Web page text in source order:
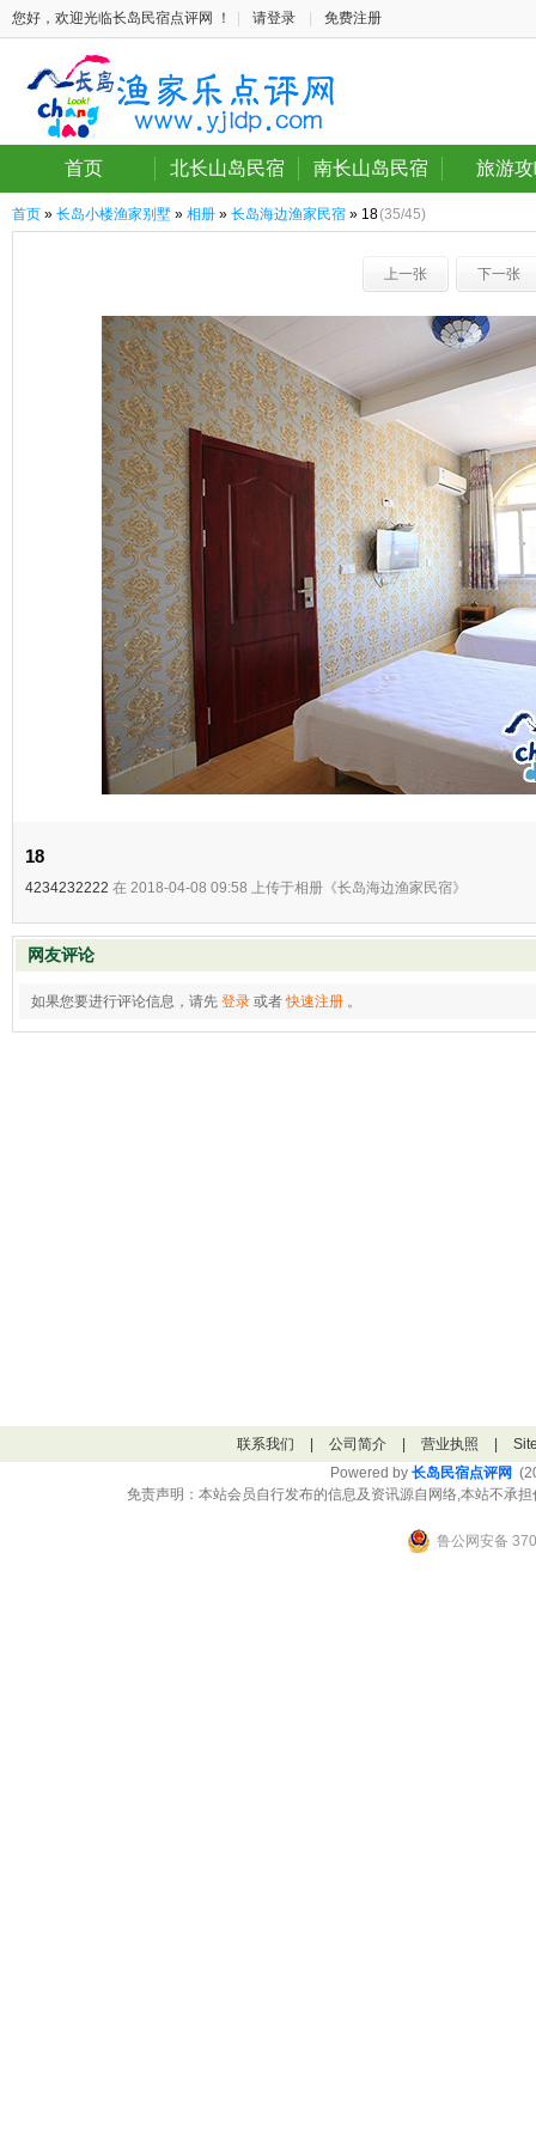
您好，欢迎光临长岛民宿点评网 ！ 请登录 免费注册
首页 北长山岛民宿 南长山岛民宿 旅游
首页 » 长岛小楼渔家别墅 » 相册 » 长岛海边渔家民宿 » 18(35/45)
上一张 下一张
18
4234232222 在 2018-04-08 09:58 上传于相册《长岛海边渔家民宿》
网友评论
如果您要进行评论信息，请先 登录 或者快速注册 。
联系我们 公司简介 营业执照
Powered by 长岛民宿点评网
免责声明：本站会员自行发布的信息及资讯源自网络,本站不承
鲁公网安备